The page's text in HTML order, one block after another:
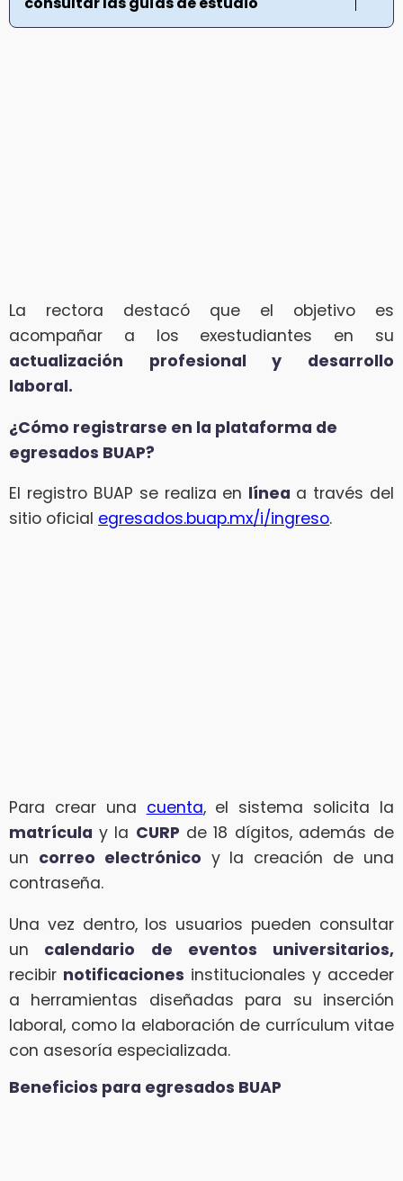
La rectora destacó que el objetivo es
acompañar a los exestudiantes en su
actualización profesional y desarrollo
laboral.
¿Cómo registrarse en la plataforma de
egresados BUAP?
El registro BUAP se realiza en línea a través del
sitio oficial egresados.buap.mx/i/ingreso.
Para crear una cuenta, el sistema solicita la
matrícula y la CURP de 18 dígitos, además de
un correo electrónico y la creación de una
contraseña.
Una vez dentro, los usuarios pueden consultar
un calendario de eventos universitarios,
recibir notificaciones institucionales y acceder
a herramientas diseñadas para su inserción
laboral, como la elaboración de currículum vitae
con asesoría especializada.
Beneficios para egresados BUAP